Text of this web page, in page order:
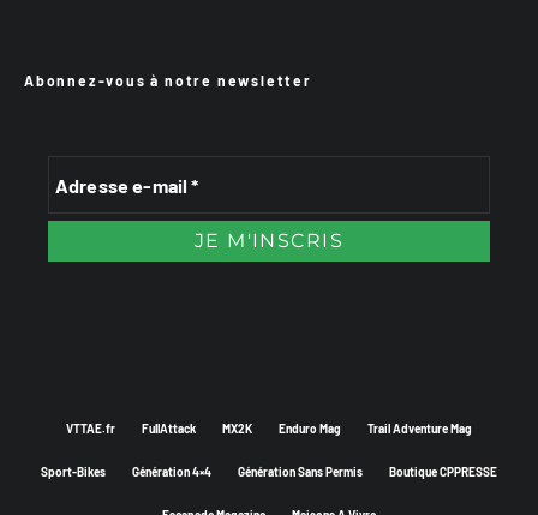
Abonnez-vous à notre newsletter
VTTAE.fr FullAttack MX2K Enduro Mag Trail Adventure Mag
Sport-Bikes Génération 4×4 Génération Sans Permis Boutique CPPRESSE